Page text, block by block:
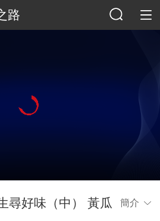
路
尋好味（中） 黃瓜
簡介